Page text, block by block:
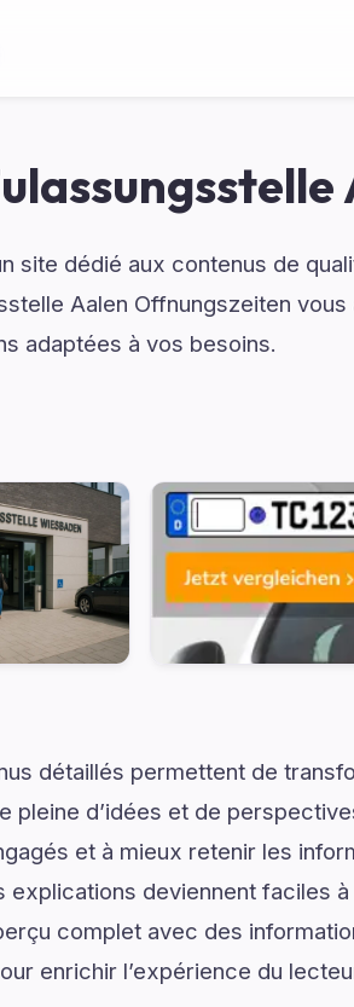
site dédié aux contenus de
Aalen Offnungszeiten
adaptées à vos besoins.
détaillés permettent de
pleine d’idées et de
et à mieux retenir les
explications deviennent faciles
complet avec des
enrichir l’expérience du